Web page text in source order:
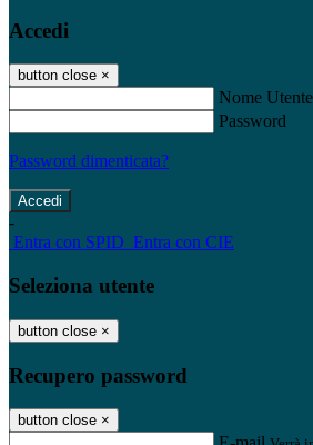
Accedi
button close ×
Nome Utente
Password
Password dimenticata?
-
Entra con SPID Entra con CIE
Seleziona utente
button close ×
Recupero password
button close ×